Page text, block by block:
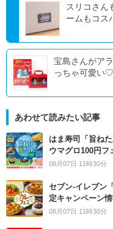
スリコさん
ームもコス
宝島さんがア
っちゃ可愛い♡
あわせて読みたい記事
はま寿司「旨ね
ウマグロ100円フ
08月07日 11時30分
セブン‐イレブン
定キャンペーン
08月07日 11時30分